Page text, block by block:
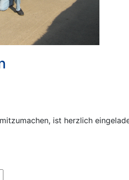
ist herzlich